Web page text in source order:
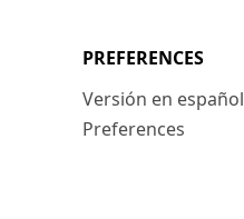
PREFERENCES
Versión en español
Preferences